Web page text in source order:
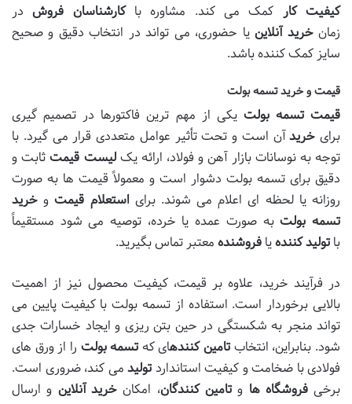
کیفیت کار کمک می کند. مشاوره با کارشناسان فروش در
زمان خرید آنلاین یا حضوری، می تواند در انتخاب دقیق و صحیح
سایز کمک کننده باشد.
قیمت و خرید تسمه بولت
قیمت تسمه بولت یکی از مهم ترین فاکتورها در تصمیم گیری
برای خرید آن است و تحت تأثیر عوامل متعددی قرار می گیرد. با
توجه به نوسانات بازار آهن و فولاد، ارائه یک لیست قیمت ثابت و
دقیق برای تسمه بولت دشوار است و معمولاً قیمت ها به صورت
روزانه یا لحظه ای اعلام می شوند. برای استعلام قیمت و خرید
تسمه بولت به صورت عمده یا خرده، توصیه می شود مستقیماً
با تولید کنندهیا فروشنده معتبر تماس بگیرید.
در فرآیند خرید، علاوه بر قیمت، کیفیت محصول نیز از اهمیت
بالایی برخوردار است. استفاده از تسمه بولت با کیفیت پایین می
تواند منجر به شکستگی در حین بتن ریزی و ایجاد خسارات جدی
شود. بنابراین، انتخابتامین کنندهای کهتسمه بولت را از ورق های
فولادی با ضخامت و کیفیت استاندارد تولید می کند، ضروری است.
برخی فروشگاه ها و تامین کنندگان، امکان خرید آنلاین و ارسال